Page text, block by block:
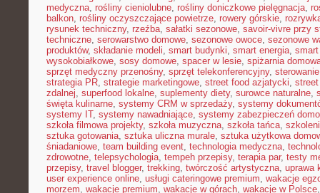
medyczna, rośliny cieniolubne, rośliny doniczkowe pielęgnacja,
balkon, rośliny oczyszczające powietrze, rowery górskie,
rysunek techniczny, rzeźba, sałatki sezonowe, savoir-vivre przy
techniczne, serowarstwo domowe, sezonowe owoce, sezonowe
produktów, składanie modeli, smart budynki, smart energia,
wysokobiałkowe, sosy domowe, spacer w lesie, spiżarnia
sprzęt medyczny przenośny, sprzęt telekonferencyjny,
strategia PR, strategie marketingowe, street food azjatycki, street
zdalnej, superfood lokalne, suplementy diety, surowce naturalne,
święta kulinarne, systemy CRM w sprzedaży, systemy
systemy IT, systemy nawadniające, systemy zabezpieczeń
szkoła filmowa projekty, szkoła muzyczna, szkoła tańca,
sztuka gotowania, sztuka uliczna murale, sztuka użytkowa
śniadaniowe, team building event, technologia medyczna,
zdrowotne, telepsychologia, tempeh przepisy, terapia par, testy
przepisy, travel blogger, trekking, twórczość artystyczna, uprawa
user experience online, usługi cateringowe premium, wakacje
morzem, wakacje premium, wakacje w górach, wakacje w Polsce